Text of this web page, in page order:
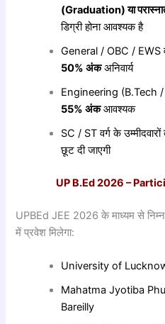
(Graduation)या
डिग्री होना आवश्यक है
General / OBC / EWS
50%अंकअनिवार्य
Engineering (B.Tech /
55%अंकआवश्यक
SC / ST वर्ग के
छूट दी जाएगी
UP B.Ed 2026 –
UPBEd JEE 2026 के माध्यम से
में प्रवेश मिलेगा:
University of
Mahatma Jyotiba
Bareilly